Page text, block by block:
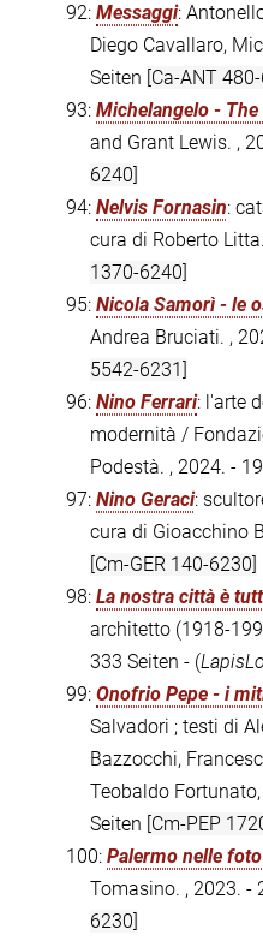
92: Messaggi:
Diego Cavallaro,
Seiten [Ca-ANT
93: Michelangelo - The
and Grant Lewis. ,
6240]
94: Nelvis Fornasin:
cura di Roberto
1370-6240]
95: Nicola Samorì - le
Andrea Bruciati. ,
5542-6231]
96: Nino Ferrari: l'arte
modernità /
Podestà. , 2024. -
97: Nino Geraci:
cura di Gioacchino
[Cm-GER 140-6230]
98: La nostra città è
architetto (1918-
333 Seiten - (
99: Onofrio Pepe - i
Salvadori ; testi di
Bazzocchi,
Teobaldo
Seiten [Cm-PEP
100: Palermo nelle
Tomasino. , 2023. -
6230]